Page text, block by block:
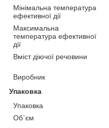
Мінімальна температура
ефективної дії
Максимальна
температура ефективної
дії
Вміст діючої речовини
Виробник
Упаковка
Упаковка
Об`єм